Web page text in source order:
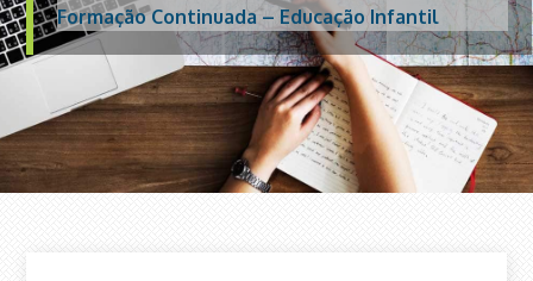
Formação Continuada – Educação Infantil